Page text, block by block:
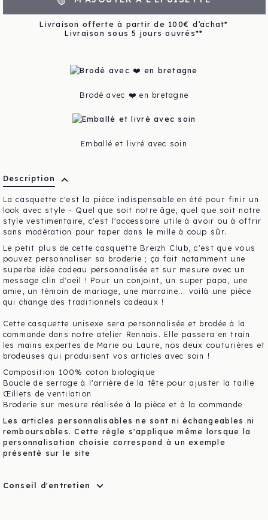
Livraison offerte à partir de 100€ d’achat*
Livraison sous 5 jours ouvrés**
Brodé avec ❤️ en bretagne
Emballé et livré avec soin
Description expand_more
La casquette c'est la pièce indispensable en été pour finir un
look avec style - Quel que soit notre âge, quel que soit notre
style vestimentaire, c'est l'accessoire utile à avoir ou à offrir
sans modération pour taper dans le mille à coup sûr.
Le petit plus de cette casquette Breizh Club, c'est que vous
pouvez personnaliser sa broderie ; ça fait notamment une
superbe idée cadeau personnalisée et sur mesure avec un
message clin d'oeil ! Pour un conjoint, un super papa, une
amie, un témoin de mariage, une marraine... voilà une pièce
qui change des traditionnels cadeaux !
Cette casquette unisexe sera personnalisée et brodée à la
commande dans notre atelier Rennais. Elle passera en train
les mains expertes de Marie ou Laure, nos deux couturières et
brodeuses qui produisent vos articles avec soin !
Composition 100% coton biologique
Boucle de serrage à l'arrière de la tête pour ajuster la taille
Œillets de ventilation
Broderie sur mesure réalisée à la pièce et à la commande
Les articles personnalisables ne sont ni échangeables ni
remboursables. Cette règle s'applique même lorsque la
personnalisation choisie correspond à un exemple
présenté sur le site
Conseil d'entretien expand_more